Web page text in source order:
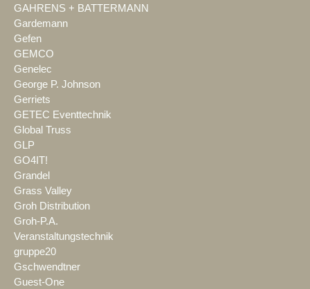
GAHRENS + BATTERMANN
Gardemann
Gefen
GEMCO
Genelec
George P. Johnson
Gerriets
GETEC Eventtechnik
Global Truss
GLP
GO4IT!
Grandel
Grass Valley
Groh Distribution
Groh-P.A.
Veranstaltungstechnik
gruppe20
Gschwendtner
Guest-One